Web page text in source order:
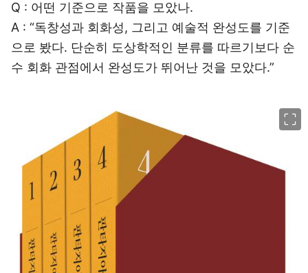
Q : 어떤 기준으로 작품을 모았나.
A : “독창성과 회화성, 그리고 예술적 완성도를 기준
으로 봤다. 단순히 도상학적인 분류를 따르기보다 순
수 회화 관점에서 완성도가 뛰어난 것을 모았다.”